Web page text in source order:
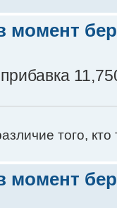
момент
того,
момент